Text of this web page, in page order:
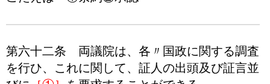
第六十二条 両議院は、各〃国政に関する調査
を行ひ、これに関して、証人の出頭及び証言並